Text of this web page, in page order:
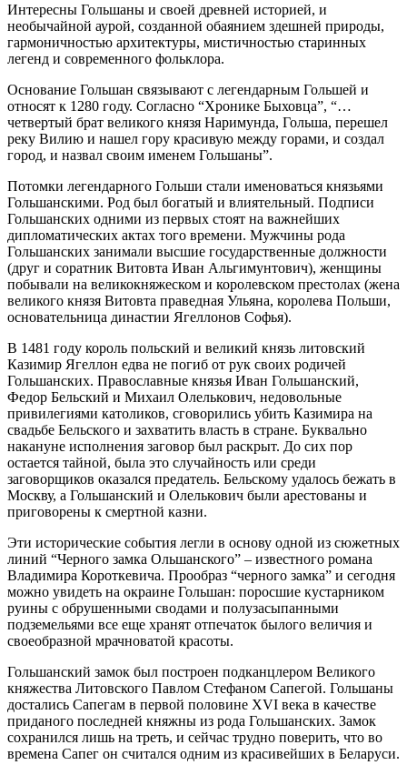
Интересны Гольшаны и своей древней историей, и
необычайной аурой, созданной обаянием здешней природы,
гармоничностью архитектуры, мистичностью старинных
легенд и современного фольклора.
Основание Гольшан связывают с легендарным Гольшей и
относят к 1280 году. Согласно “Хронике Быховца”, “…
четвертый брат великого князя Наримунда, Гольша, перешел
реку Вилию и нашел гору красивую между горами, и создал
город, и назвал своим именем Гольшаны”.
Потомки легендарного Гольши стали именоваться князьями
Гольшанскими. Род был богатый и влиятельный. Подписи
Гольшанских одними из первых стоят на важнейших
дипломатических актах того времени. Мужчины рода
Гольшанских занимали высшие государственные должности
(друг и соратник Витовта Иван Альгимунтович), женщины
побывали на великокняжеском и королевском престолах (жена
великого князя Витовта праведная Ульяна, королева Польши,
основательница династии Ягеллонов Софья).
В 1481 году король польский и великий князь литовский
Казимир Ягеллон едва не погиб от рук своих родичей
Гольшанских. Православные князья Иван Гольшанский,
Федор Бельский и Михаил Олелькович, недовольные
привилегиями католиков, сговорились убить Казимира на
свадьбе Бельского и захватить власть в стране. Буквально
накануне исполнения заговор был раскрыт. До сих пор
остается тайной, была это случайность или среди
заговорщиков оказался предатель. Бельскому удалось бежать в
Москву, а Гольшанский и Олелькович были арестованы и
приговорены к смертной казни.
Эти исторические события легли в основу одной из сюжетных
линий “Черного замка Ольшанского” – известного романа
Владимира Короткевича. Прообраз “черного замка” и сегодня
можно увидеть на окраине Гольшан: поросшие кустарником
руины с обрушенными сводами и полузасыпанными
подземельями все еще хранят отпечаток былого величия и
своеобразной мрачноватой красоты.
Гольшанский замок был построен подканцлером Великого
княжества Литовского Павлом Стефаном Сапегой. Гольшаны
достались Сапегам в первой половине XVI века в качестве
приданого последней княжны из рода Гольшанских. Замок
сохранился лишь на треть, и сейчас трудно поверить, что во
времена Сапег он считался одним из красивейших в Беларуси.